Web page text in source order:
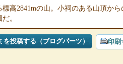
高2841mの山。小祠のある山頂か
。
投稿する（ブログパーツ） 印刷